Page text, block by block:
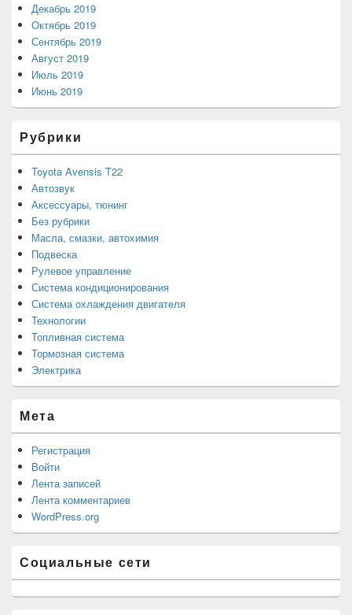
Декабрь 2019
Октябрь 2019
Сентябрь 2019
Август 2019
Июль 2019
Июнь 2019
Рубрики
Toyota Avensis T22
Автозвук
Аксессуары, тюнинг
Без рубрики
Масла, смазки, автохимия
Подвеска
Рулевое управление
Система кондиционирования
Система охлаждения двигателя
Технологии
Топливная система
Тормозная система
Электрика
Мета
Регистрация
Войти
Лента записей
Лента комментариев
WordPress.org
Социальные сети